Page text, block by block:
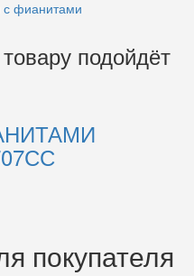
с фианитами
подойдёт
покупателя